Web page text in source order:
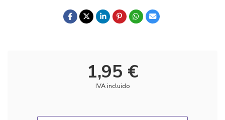
1,95 €
IVA incluido